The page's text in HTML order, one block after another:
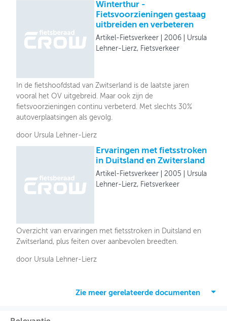
Winterthur -
Fietsvoorzieningen gestaag
uitbreiden en verbeteren
Artikel-Fietsverkeer 2006
Ursula
Lehner-Lierz, Fietsverkeer
In de fietshoofdstad van Zwitserland is de laatste jaren
vooral het OV uitgebreid. Maar ook zijn de
fietsvoorzieningen continu verbeterd. Met slechts 30%
autoverplaatsingen als gevolg.
door Ursula Lehner-Lierz
Ervaringen met fietsstroken
in Duitsland en Zwitersland
Artikel-Fietsverkeer 2005
Ursula
Lehner-Lierz, Fietsverkeer
Overzicht van ervaringen met fietsstroken in Duitsland en
Zwitserland, plus feiten over aanbevolen breedten.
door Ursula Lehner-Lierz
Zie meer gerelateerde documenten